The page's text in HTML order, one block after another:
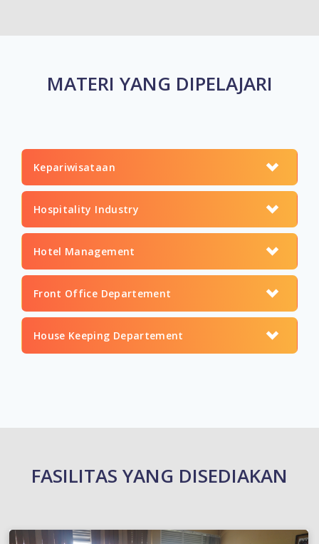
MATERI YANG DIPELAJARI
Kepariwisataan
Hospitality Industry
Hotel Management
Front Office Departement
House Keeping Departement
FASILITAS YANG DISEDIAKAN